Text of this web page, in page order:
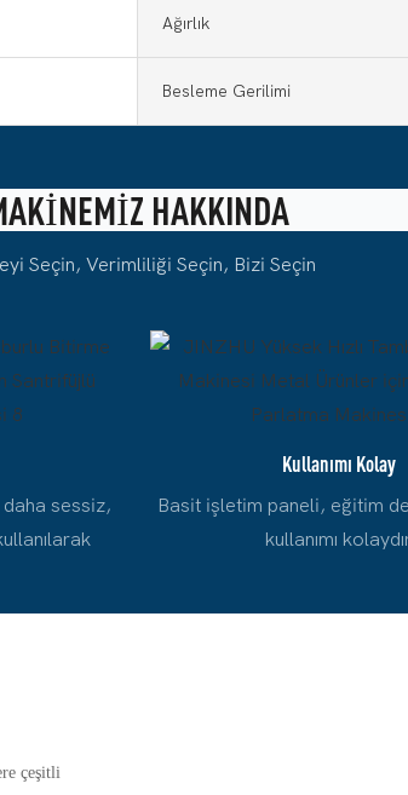
Ağırlık
Besleme Gerilimi
HAKKINDA
Seçin, Verimliliği Seçin, Bizi Seçin
sessiz,
Kullanımı Kolay
Basit işletim paneli, eğitim
kullanımı
çeşitli